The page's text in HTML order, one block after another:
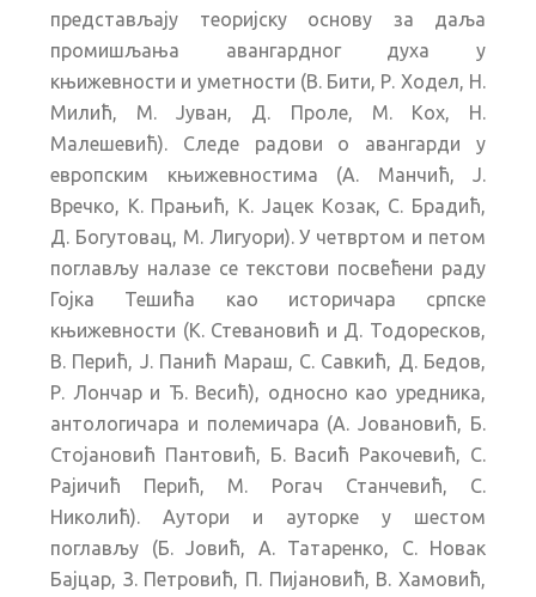
представљају теоријску основу за даља
промишљања авангардног духа у
књижевности и уметности (В. Бити, Р. Ходел, Н.
Милић, М. Јуван, Д. Проле, М. Кох, Н.
Малешевић). Следе радови о авангарди у
европским књижевностима (А. Манчић, Ј.
Вречко, К. Прањић, К. Јацек Козак, С. Брадић,
Д. Богутовац, М. Лигуори). У четвртом и петом
поглављу налазе се текстови посвећени раду
Гојка Тешића као историчара српске
књижевности (К. Стевановић и Д. Тодоресков,
В. Перић, Ј. Панић Мараш, С. Савкић, Д. Бедов,
Р. Лончар и Ђ. Весић), односно као уредника,
антологичара и полемичара (А. Јовановић, Б.
Стојановић Пантовић, Б. Васић Ракочевић, С.
Рајичић Перић, М. Рогач Станчевић, С.
Николић). Аутори и ауторке у шестом
поглављу (Б. Јовић, А. Татаренко, С. Новак
Бајцар, З. Петровић, П. Пијановић, В. Хамовић,